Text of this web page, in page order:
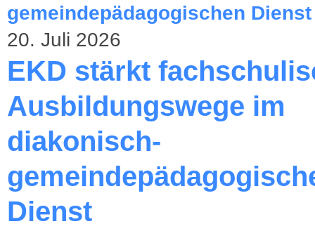
20. Juli 2026
EKD stärkt
Ausbildungswege im
diakonisch-
Dienst